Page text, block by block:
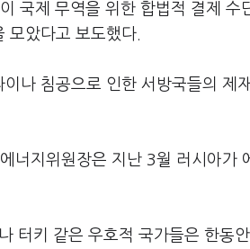
국제 무역을 위한 합법적 결제
모았다고 보도했다.
나 침공으로 인한 서방국들의 제
너지위원장은 지난 3월 러시아가
터키 같은 우호적 국가들은 한동